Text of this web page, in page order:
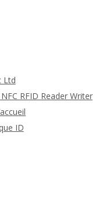
Ltd
RFID Reader Writer
ID